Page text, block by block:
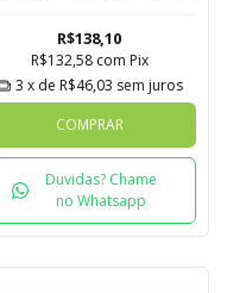
Tuya
R$138,10
R$132,58 com Pix
3 x de R$46,03 sem juros
COMPRAR
Duvidas? Chame
no Whatsapp